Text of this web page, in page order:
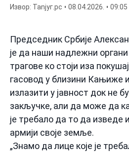
Извор: Таnjyг.рс 08.04.2026. 09:05
Председник Србије
је да наши надлежни
трагове ко стоји иза
гасовод у близини Кањиже
излазити у јавност док не
закључке, али да може да
је требало да то да изведе
армији своје земље.
„Знамо да лице које је